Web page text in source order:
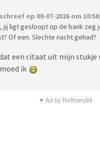
op 08-07-2026 om 10:50:
jij ligt gesloopt op de bank zeg
Of een. Slechte nacht gehad?
een citaat uit mijn stukje
ik
▼ Ad by Refinery89